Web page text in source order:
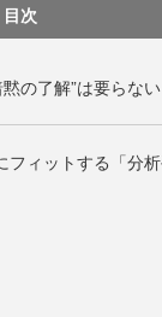
目次
の了解”は要らない
フィットする「分